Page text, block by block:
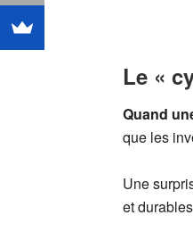
Le «
Quand
que les
Une
et